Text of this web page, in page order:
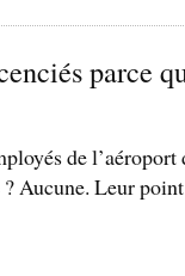
parce
de
Aucune. Leur